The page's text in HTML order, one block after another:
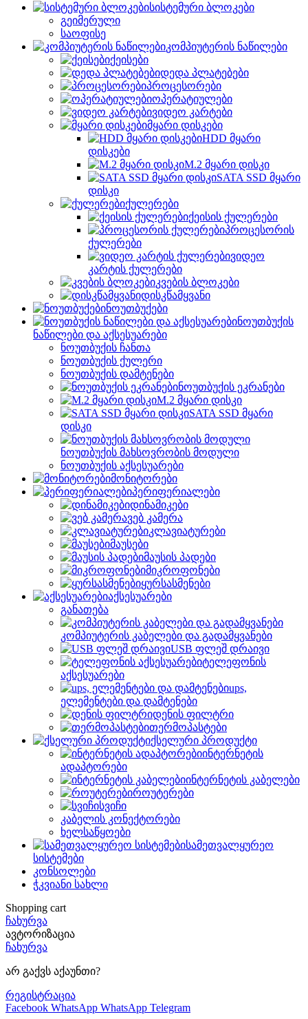
სისტემური ბლოკები
გეიმერული
საოფისე
კომპიუტერის ნაწილები
ქეისები
დედა პლატებები
პროცესორები
ოპერატიულები
ვიდეო კარტები
მყარი დისკები
HDD მყარი
დისკები
M.2 მყარი დისკი
SATA SSD მყარი
დისკი
ქულერები
ქეისის ქულერები
პროცესორის
ქულერები
ვიდეო
კარტის ქულერები
კვების ბლოკები
დისკწამყვანი
ნოუთბუქები
ნოუთბუქის
ნაწილები და აქსესუარები
ნოუთბუქის ჩანთა
ნოუთბუქის ქულერი
ნოუთბუქის დამტენები
ნოუთბუქის ეკრანები
M.2 მყარი დისკი
SATA SSD მყარი
დისკი
ნოუთბუქის მახსოვრობის მოდული
ნოუთბუქის აქსესუარები
მონიტორები
პერიფერიალები
დინამიკები
ვებ კამერა
კლავიატურები
მაუსები
მაუსის პადები
მიკროფონები
ყურსასმენები
აქსესუარები
განათება
კომპიუტერის კაბელები და გადამყვანები
USB ფლეშ დრაივი
ტელეფონის
აქსესუარები
ups,
ელემენტები და დამტენები
დენის ფილტრი
თერმოპასტები
ქსელური პროდუქტი
ინტერნეტის
ადაპტორები
ინტერნეტის კაბელები
როუტერები
სვიჩი
კაბელის კონექტორები
ხელსაწყოები
სამეთვალყურეო
სისტემები
კონსოლები
ჭკვიანი სახლი
Shopping cart
ჩახურვა
ავტორიზაცია
ჩახურვა
არ გაქვს აქაუნთი?
რეგისტრაცია
Facebook WhatsApp WhatsApp Telegram